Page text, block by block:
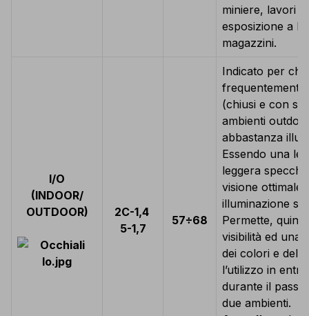
miniere, lavori
esposizione a
magazzini.
I/O
(INDOOR/
OUTDOOR)
2C-1,4
5-1,7
57÷68
Indicato per chi
(chiusi e con
ambienti
abbastanza
Essendo una
leggera
visione ottimale
illuminazione
Permette,
visibilità ed una
dei colori e
l’utilizzo in
durante il
due ambienti.